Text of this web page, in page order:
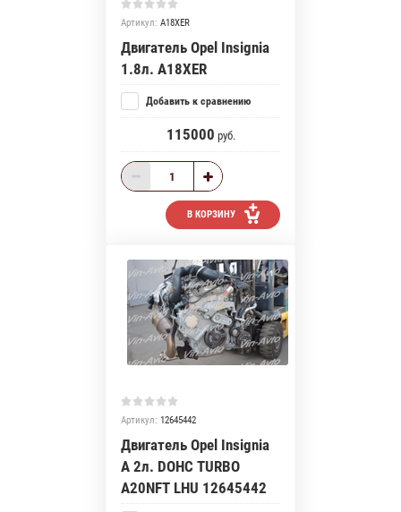
Артикул: A18XER
Двигатель Opel Insignia
1.8л. A18XER
Добавить к сравнению
115000 руб.
В КОРЗИНУ
Артикул: 12645442
Двигатель Opel Insignia
A 2л. DOHC TURBO
A20NFT LHU 12645442